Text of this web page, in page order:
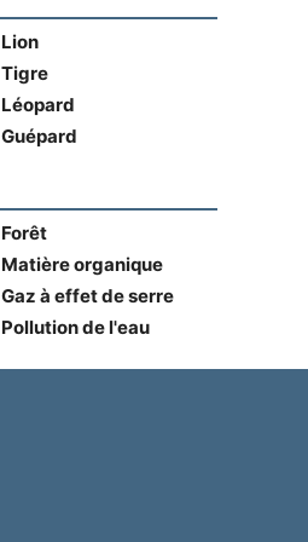
Lion
Tigre
Léopard
Guépard
Forêt
Matière organique
Gaz à effet de serre
Pollution de l'eau